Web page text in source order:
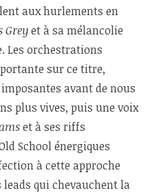
aux hurlements en
Greyet à sa mélancolie
Les orchestrations
sur ce titre,
avant de nous
plus vives, puis une voix
et à ses riffs
School énergiques
à cette approche
qui chevauchent la